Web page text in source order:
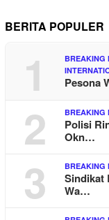
BERITA POPULER
1 BREAKING
Pesona
2 BREAKING
Polisi
Okn…
3 BREAKING
Sindikat
Wa…